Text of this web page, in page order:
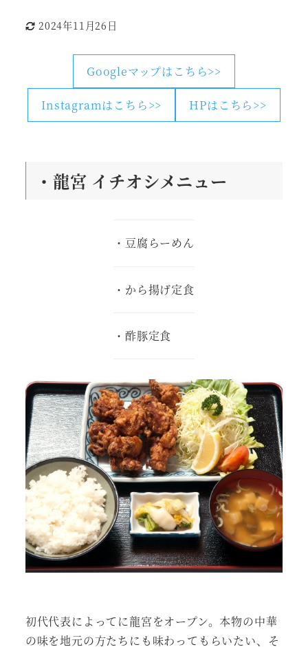
更新日
2024年11月26日
Googleマップはこちら>>
Instagramはこちら>> HPはこちら>>
・龍宮 イチオシメニュー
・豆腐らーめん
・から揚げ定食
・酢豚定食
初代代表によってに龍宮をオープン。本物の中華
の味を地元の方たちにも味わってもらいたい、そ